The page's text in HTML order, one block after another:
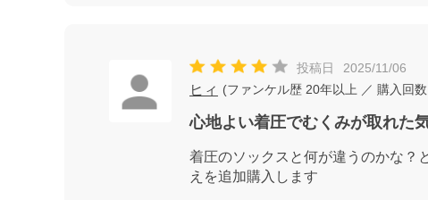
投稿日 2025/11/06
ヒィ (ファンケル歴 20年以上 ／ 購入回数
心地よい着圧でむくみが取れた
着圧のソックスと何が違うのかな？
えを追加購入します